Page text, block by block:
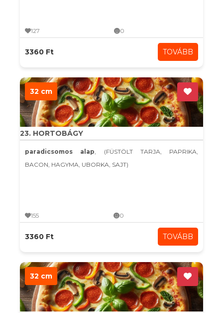
127 0
3360 Ft TOVÁBB
32 cm
23. HORTOBÁGY
paradicsomos alap, (FÜSTÖLT TARJA, PAPRIKA,
BACON, HAGYMA, UBORKA, SAJT)
155 0
3360 Ft TOVÁBB
32 cm